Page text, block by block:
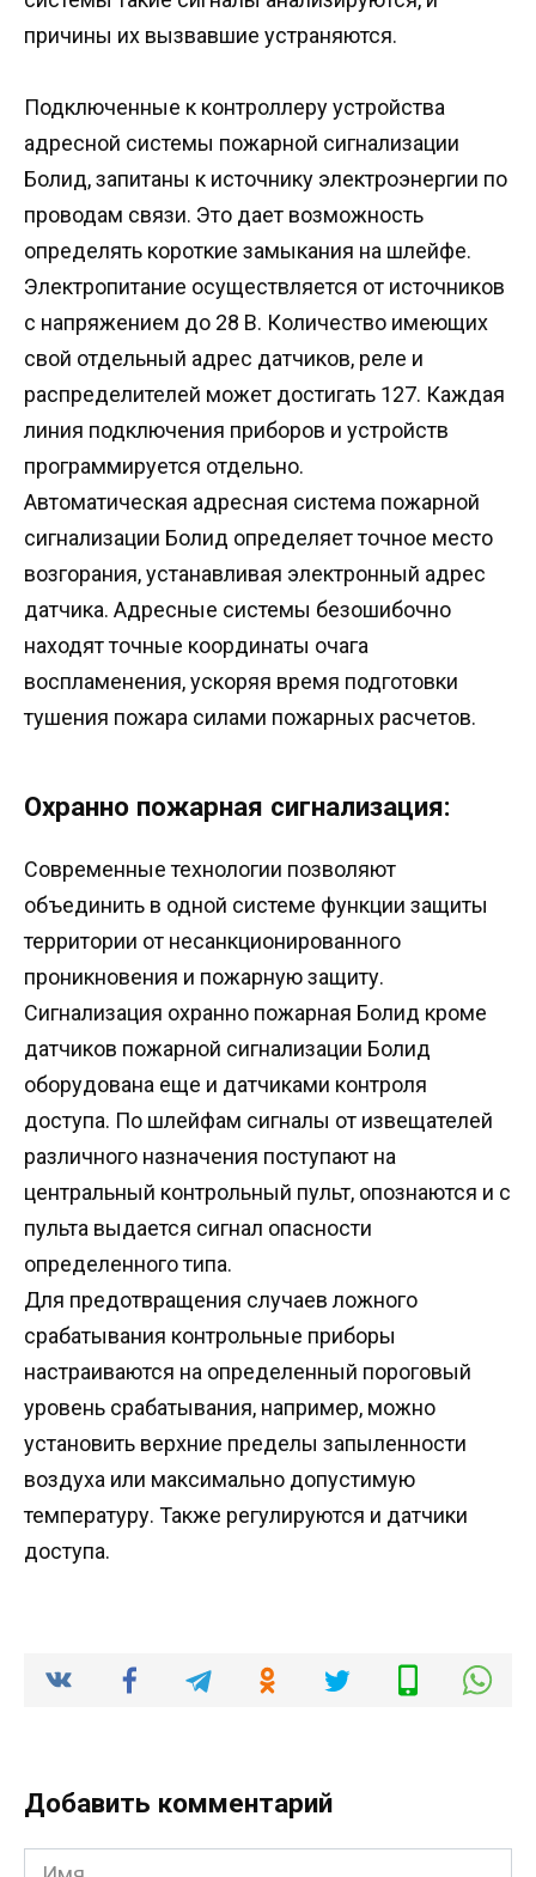
причины их вызвавшие устраняются.
Подключенные к контроллеру устройства
адресной системы пожарной сигнализации
Болид, запитаны к источнику электроэнергии по
проводам связи. Это дает возможность
определять короткие замыкания на шлейфе.
Электропитание осуществляется от источников
с напряжением до 28 В. Количество имеющих
свой отдельный адрес датчиков, реле и
распределителей может достигать 127. Каждая
линия подключения приборов и устройств
программируется отдельно.
Автоматическая адресная система пожарной
сигнализации Болид определяет точное место
возгорания, устанавливая электронный адрес
датчика. Адресные системы безошибочно
находят точные координаты очага
воспламенения, ускоряя время подготовки
тушения пожара силами пожарных расчетов.
Охранно пожарная сигнализация:
Современные технологии позволяют
объединить в одной системе функции защиты
территории от несанкционированного
проникновения и пожарную защиту.
Сигнализация охранно пожарная Болид кроме
датчиков пожарной сигнализации Болид
оборудована еще и датчиками контроля
доступа. По шлейфам сигналы от извещателей
различного назначения поступают на
центральный контрольный пульт, опознаются и с
пульта выдается сигнал опасности
определенного типа.
Для предотвращения случаев ложного
срабатывания контрольные приборы
настраиваются на определенный пороговый
уровень срабатывания, например, можно
установить верхние пределы запыленности
воздуха или максимально допустимую
температуру. Также регулируются и датчики
доступа.
Добавить комментарий
Имя